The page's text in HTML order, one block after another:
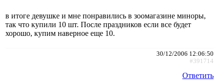
в итоге девушке и мне понравились в зоомагазине миноры,
так что купили 10 шт. После праздников если все будет
хорошо, купим наверное еще 10.
30/12/2006 12:06:50
#391714
Ответить